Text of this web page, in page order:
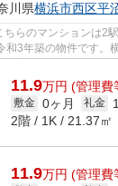
川県横浜市西区平
らのマンションは2
和3年築の物件です。
着した...
11.9万円 (管理費
敷金 0ヶ月 礼金
2階 / 1K / 21.37㎡
11.9万円 (管理費